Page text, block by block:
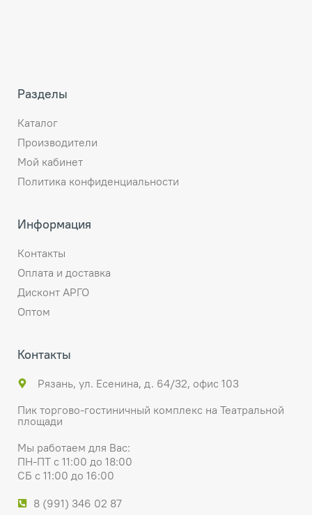
Разделы
Каталог
Производители
Мой кабинет
Политика конфиденциальности
Информация
Контакты
Оплата и доставка
Дисконт АРГО
Оптом
Контакты
Рязань, ул. Есенина, д. 64/32, офис 103
Пик торгово-гостиничный комплекс на Театральной
площади
Мы работаем для Вас:
ПН-ПТ с 11:00 до 18:00
СБ с 11:00 до 16:00
8 (991) 346 02 87